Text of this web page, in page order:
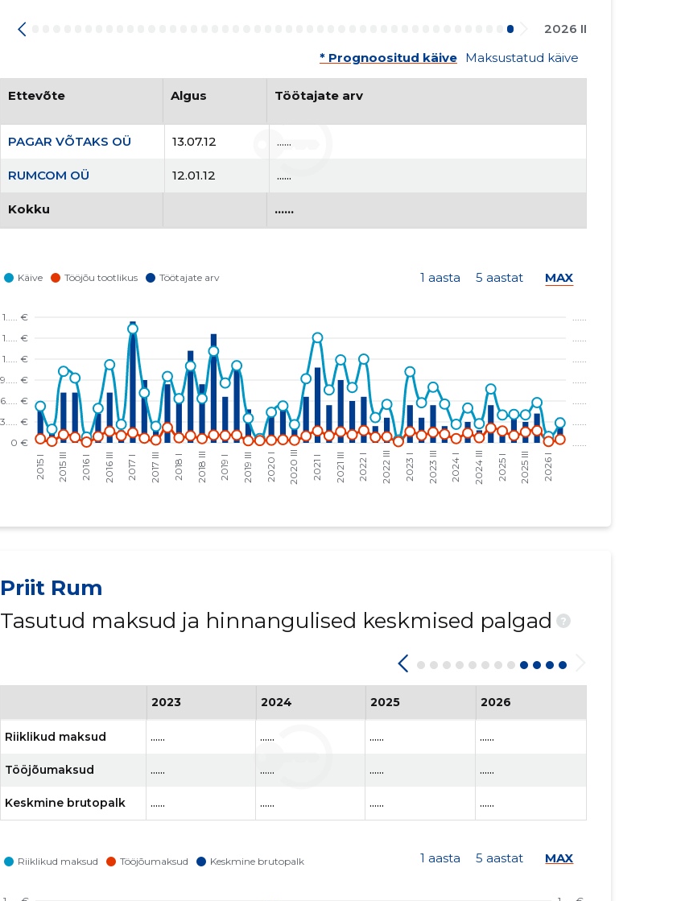
2026 II
* Prognoositud käive Maksustatud käive
Ettevõte Algus Töötajate arv
PAGAR VÕTAKS OÜ 13.07.12 ......
RUMCOM OÜ 12.01.12 ......
Kokku ......
1 aasta 5 aastat MAX
Priit Rum
Tasutud maksud ja hinnangulised keskmised palgad
?
2023 2024 2025 2026
Riiklikud maksud ...... ...... ...... ......
Tööjõumaksud ...... ...... ...... ......
Keskmine brutopalk ...... ...... ...... ......
1 aasta 5 aastat MAX